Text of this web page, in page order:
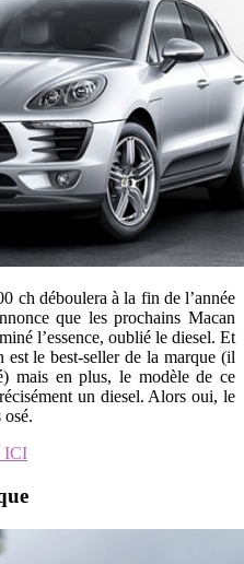
ch déboulera à la fin de l’année
que les prochains Macan
l’essence, oublié le diesel. Et
le best-seller de la marque (il
mais en plus, le modèle de ce
un diesel. Alors oui, le
ICI